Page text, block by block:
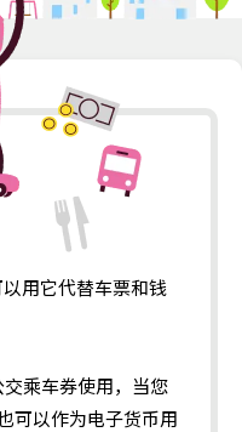
用它代替车票和钱
乘车券使用， 当您
可以作为电子货币用